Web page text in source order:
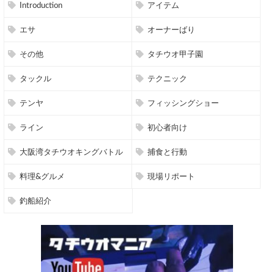
Introduction アイテム
エサ オーナーばり
その他 タチウオ甲子園
タックル テクニック
テンヤ フィッシングショー
ライン 初心者向け
大阪湾タチウオキングバトル 捕食と行動
料理&グルメ 現場リポート
釣船紹介